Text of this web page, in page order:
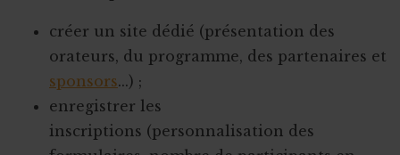
créer un site dédié (présentation des
orateurs, du programme, des partenaires et
sponsors...) ;
enregistrer les
inscriptions (personnalisation des